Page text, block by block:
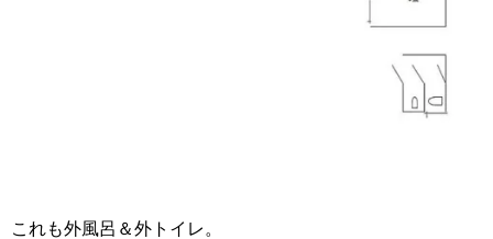
これも外風呂＆外トイレ。